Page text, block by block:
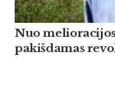
Nuo
pakišdamas